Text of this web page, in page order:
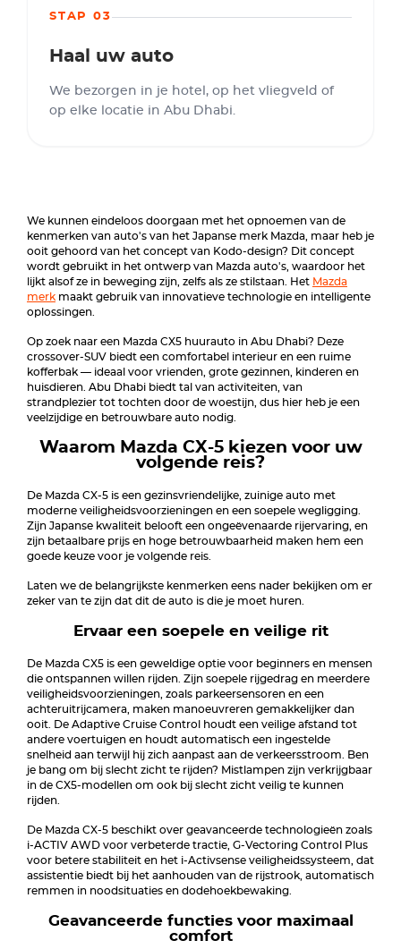
STAP 03
Haal uw auto
We bezorgen in je hotel, op het vliegveld of
op elke locatie in Abu Dhabi.
We kunnen eindeloos doorgaan met het opnoemen van de
kenmerken van auto's van het Japanse merk Mazda, maar heb je
ooit gehoord van het concept van Kodo-design? Dit concept
wordt gebruikt in het ontwerp van Mazda auto's, waardoor het
lijkt alsof ze in beweging zijn, zelfs als ze stilstaan. Het Mazda
merk maakt gebruik van innovatieve technologie en intelligente
oplossingen.
Op zoek naar een Mazda CX5 huurauto in Abu Dhabi? Deze
crossover-SUV biedt een comfortabel interieur en een ruime
kofferbak — ideaal voor vrienden, grote gezinnen, kinderen en
huisdieren. Abu Dhabi biedt tal van activiteiten, van
strandplezier tot tochten door de woestijn, dus hier heb je een
veelzijdige en betrouwbare auto nodig.
Waarom Mazda CX-5 kiezen voor uw
volgende reis?
De Mazda CX-5 is een gezinsvriendelijke, zuinige auto met
moderne veiligheidsvoorzieningen en een soepele wegligging.
Zijn Japanse kwaliteit belooft een ongeëvenaarde rijervaring, en
zijn betaalbare prijs en hoge betrouwbaarheid maken hem een
goede keuze voor je volgende reis.
Laten we de belangrijkste kenmerken eens nader bekijken om er
zeker van te zijn dat dit de auto is die je moet huren.
Ervaar een soepele en veilige rit
De Mazda CX5 is een geweldige optie voor beginners en mensen
die ontspannen willen rijden. Zijn soepele rijgedrag en meerdere
veiligheidsvoorzieningen, zoals parkeersensoren en een
achteruitrijcamera, maken manoeuvreren gemakkelijker dan
ooit. De Adaptive Cruise Control houdt een veilige afstand tot
andere voertuigen en houdt automatisch een ingestelde
snelheid aan terwijl hij zich aanpast aan de verkeersstroom. Ben
je bang om bij slecht zicht te rijden? Mistlampen zijn verkrijgbaar
in de CX5-modellen om ook bij slecht zicht veilig te kunnen
rijden.
De Mazda CX-5 beschikt over geavanceerde technologieën zoals
i-ACTIV AWD voor verbeterde tractie, G-Vectoring Control Plus
voor betere stabiliteit en het i-Activsense veiligheidssysteem, dat
assistentie biedt bij het aanhouden van de rijstrook, automatisch
remmen in noodsituaties en dodehoekbewaking.
Geavanceerde functies voor maximaal
comfort